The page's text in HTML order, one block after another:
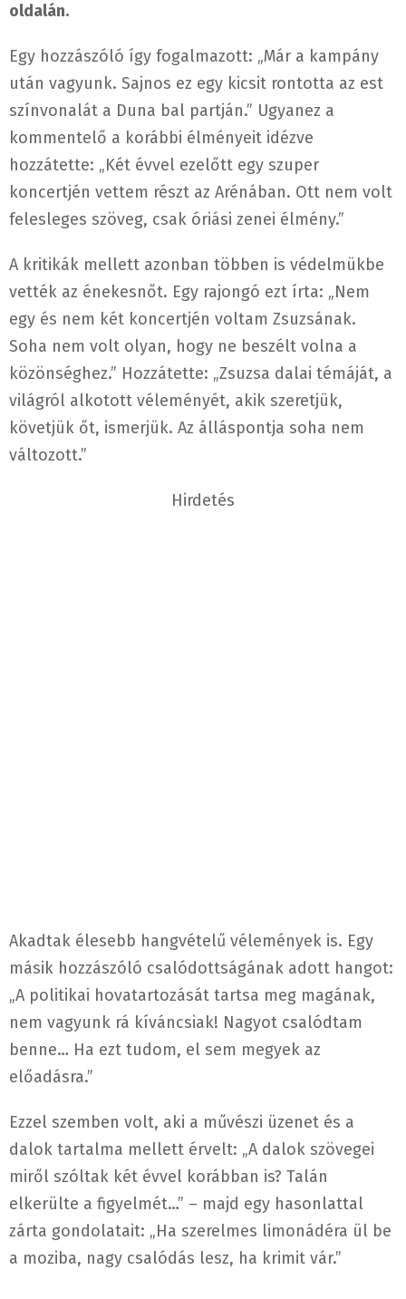
oldalán.
Egy hozzászóló így fogalmazott: „Már a kampány
után vagyunk. Sajnos ez egy kicsit rontotta az est
színvonalát a Duna bal partján.” Ugyanez a
kommentelő a korábbi élményeit idézve
hozzátette: „Két évvel ezelőtt egy szuper
koncertjén vettem részt az Arénában. Ott nem volt
felesleges szöveg, csak óriási zenei élmény.”
A kritikák mellett azonban többen is védelmükbe
vették az énekesnőt. Egy rajongó ezt írta: „Nem
egy és nem két koncertjén voltam Zsuzsának.
Soha nem volt olyan, hogy ne beszélt volna a
közönséghez.” Hozzátette: „Zsuzsa dalai témáját, a
világról alkotott véleményét, akik szeretjük,
követjük őt, ismerjük. Az álláspontja soha nem
változott.”
Hirdetés
Akadtak élesebb hangvételű vélemények is. Egy
másik hozzászóló csalódottságának adott hangot:
„A politikai hovatartozását tartsa meg magának,
nem vagyunk rá kíváncsiak! Nagyot csalódtam
benne… Ha ezt tudom, el sem megyek az
előadásra.”
Ezzel szemben volt, aki a művészi üzenet és a
dalok tartalma mellett érvelt: „A dalok szövegei
miről szóltak két évvel korábban is? Talán
elkerülte a figyelmét…” – majd egy hasonlattal
zárta gondolatait: „Ha szerelmes limonádéra ül be
a moziba, nagy csalódás lesz, ha krimit vár.”